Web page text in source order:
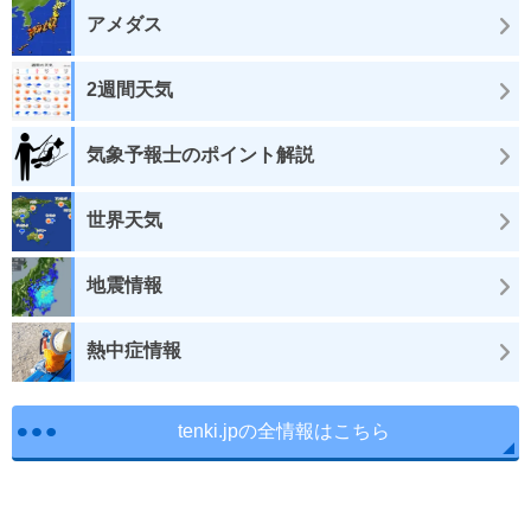
アメダス
2週間天気
気象予報士のポイント解説
世界天気
地震情報
熱中症情報
tenki.jpの全情報はこちら